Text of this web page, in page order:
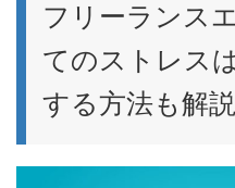
フリーランス
てのストレス
する方法も解説